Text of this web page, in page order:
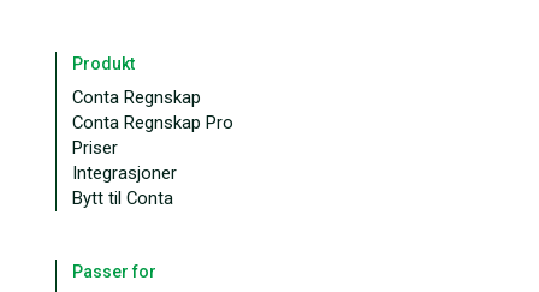
Produkt
Conta Regnskap
Conta Regnskap Pro
Priser
Integrasjoner
Bytt til Conta
Passer for